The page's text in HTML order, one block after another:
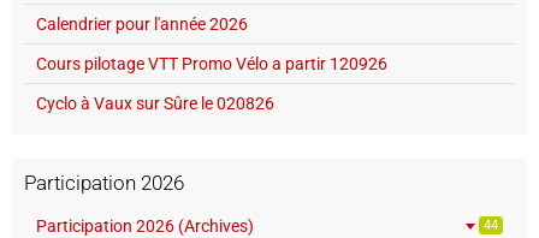
Calendrier pour l'année 2026
Cours pilotage VTT Promo Vélo a partir 120926
Cyclo à Vaux sur Sûre le 020826
Participation 2026
Participation 2026 (Archives) 44